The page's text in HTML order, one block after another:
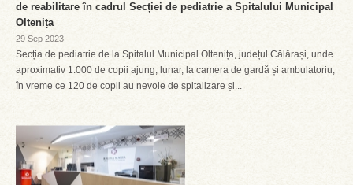
de reabilitare în cadrul Secției de pediatrie a Spitalului Municipal
Oltenița
29 Sep 2023
Secția de pediatrie de la Spitalul Municipal Oltenița, județul Călărași, unde
aproximativ 1.000 de copii ajung, lunar, la camera de gardă și ambulatoriu,
în vreme ce 120 de copii au nevoie de spitalizare și...